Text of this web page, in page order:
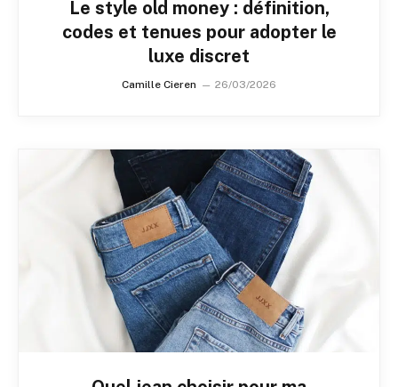
Le style old money : définition,
codes et tenues pour adopter le
luxe discret
Camille Cieren 26/03/2026